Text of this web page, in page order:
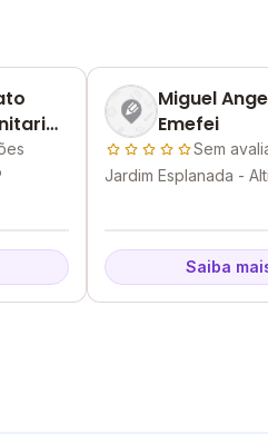
Miguel
Emefei
Sem
Jardim Esplanada -
Saiba